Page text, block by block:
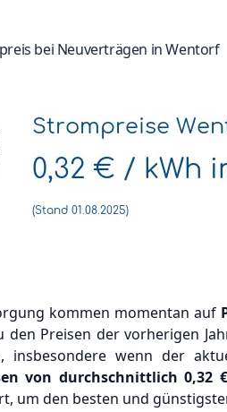
bei Neuverträgen in Wentorf
kommen momentan auf
den Preisen der vorherigen
insbesondere wenn der
von durchschnittlich0,32 €
um den besten und